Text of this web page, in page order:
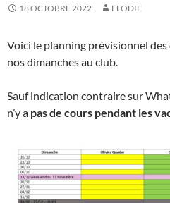
18 OCTOBRE 2022 ELODIE
Voici le planning prévisionnel
nos dimanches au club.
Sauf indication contraire sur
n’y a pas de cours pendant les